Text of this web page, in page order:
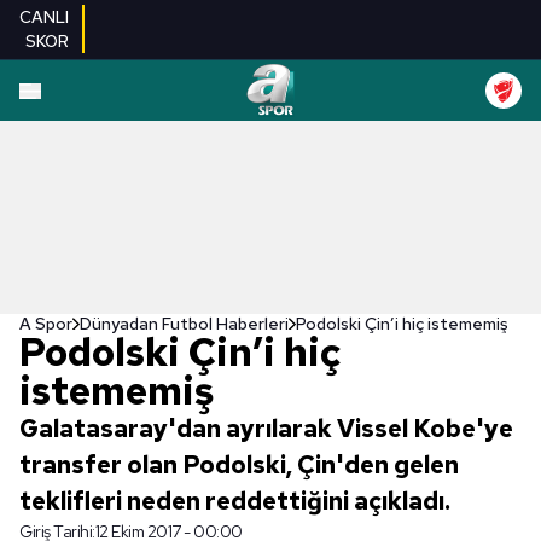
CANLI
SKOR
A Spor Dünyadan Futbol Haberleri Podolski Çin’i hiç istememiş
Podolski Çin’i hiç
istememiş
Galatasaray'dan ayrılarak Vissel Kobe'ye
transfer olan Podolski, Çin'den gelen
teklifleri neden reddettiğini açıkladı.
Giriş Tarihi:12 Ekim 2017 - 00:00